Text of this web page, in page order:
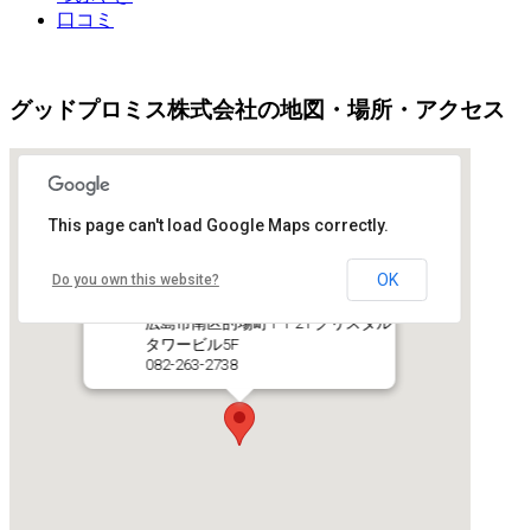
口コミ
グッドプロミス株式会社の地図・場所・アクセス
広島市南区的場町1-1-21 クリスタル
タワービル5F
082-263-2738
This page can't load Google Maps correctly.
Do you own this website? OK